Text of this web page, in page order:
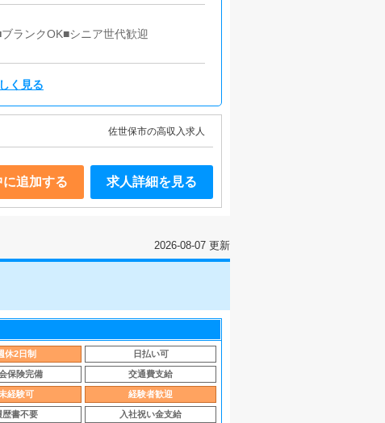
ランクOK■シニア世代歓迎
く見る
佐世保市の高収入求人
に追加する 求人詳細を見る
2026-08-07 更新
休2日制 日払い可
保険完備 交通費支給
経験可 経験者歓迎
歴書不要 入社祝い金支給